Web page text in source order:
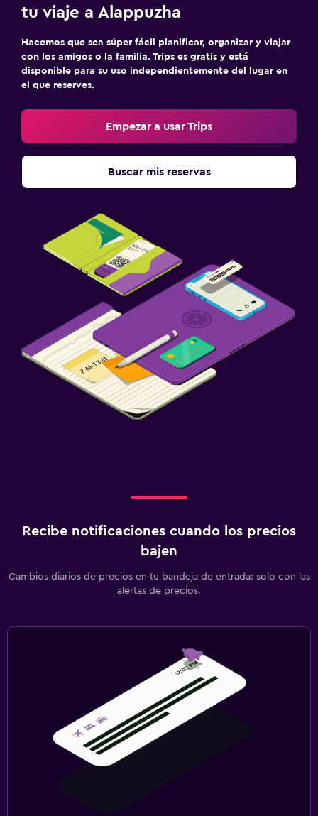
Sala de estar/TV compartida
Habitación
Enchufe cerca de la cama
Perchero
Ideal para familias
Comidas para niños
Zona cubierta de juegos
Piscina
Piscina privada
Piscina al aire libre
tu viaje a Alappuzha
Hacemos que sea súper fácil planificar, organizar y viajar
con los amigos o la familia. Trips es gratis y está
disponible para su uso independientemente del lugar en
el que reserves.
Empezar a usar Trips
Buscar mis reservas
Recibe notificaciones cuando los precios
bajen
Cambios diarios de precios en tu bandeja de entrada: solo con las
alertas de precios.